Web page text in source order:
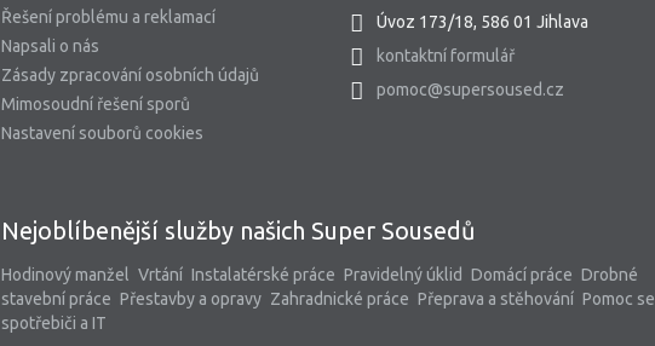
Řešení problému a reklamací
Napsali o nás
Zásady zpracování osobních údajů
Mimosoudní řešení sporů
Nastavení souborů cookies
Úvoz 173/18, 586 01 Jihlava
kontaktní formulář
pomoc@supersoused.cz
Nejoblíbenější služby našich Super Sousedů
Hodinový manžel Vrtání Instalatérské práce Pravidelný úklid Domácí práce Drobné
stavební práce Přestavby a opravy Zahradnické práce Přeprava a stěhování Pomoc se
spotřebiči a IT